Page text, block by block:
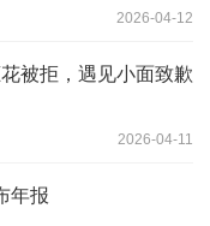
2026-04-12
被拒，遇见小面致歉
2026-04-11
年报